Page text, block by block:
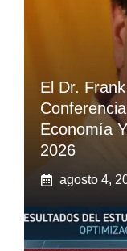
El Dr.
Economía
2026
agosto 4,